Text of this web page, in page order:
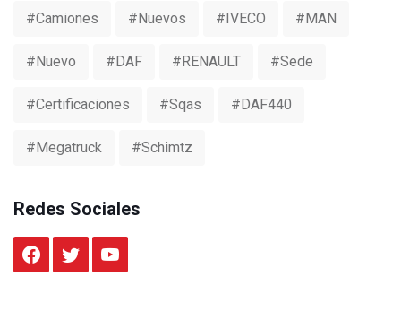
#camiones #nuevos #IVECO #MAN
#nuevo #DAF #RENAULT #sede
#certificaciones #sqas #DAF440
#Megatruck #Schimtz
Redes Sociales